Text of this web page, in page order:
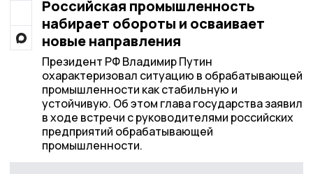
Российская промышленность
набирает обороты и осваивает
новые направления
Президент РФ Владимир Путин
охарактеризовал ситуацию в обрабатывающей
промышленности как стабильную и
устойчивую. Об этом глава государства заявил
в ходе встречи с руководителями российских
предприятий обрабатывающей
промышленности.